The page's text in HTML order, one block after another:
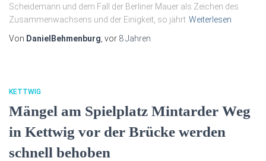
Scheidemann und dem Fall der Berliner Mauer als Zeichen des
Zusammenwachsens und der Einigkeit, so jährt Weiterlesen
Von DanielBehmenburg , vor 8 Jahren
KETTWIG
Mängel am Spielplatz Mintarder Weg
in Kettwig vor der Brücke werden
schnell behoben